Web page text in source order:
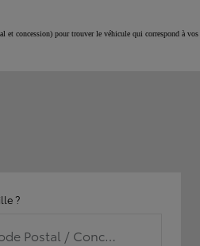
et concession) pour trouver le véhicule qui correspond à vos
?
Postal / Concession